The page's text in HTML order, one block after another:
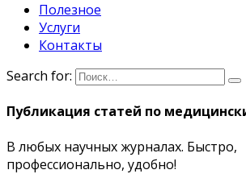
Полезное
Услуги
Контакты
Search for:
Публикация статей по
В любых научных журналах. Быстро,
профессионально, удобно!